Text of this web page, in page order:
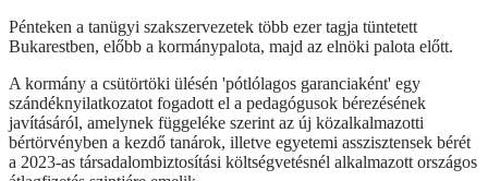
Pénteken a tanügyi szakszervezetek több ezer tagja tüntetett
Bukarestben, előbb a kormánypalota, majd az elnöki palota előtt.
A kormány a csütörtöki ülésén 'pótlólagos garanciaként' egy
szándéknyilatkozatot fogadott el a pedagógusok bérezésének
javításáról, amelynek függeléke szerint az új közalkalmazotti
bértörvényben a kezdő tanárok, illetve egyetemi asszisztensek bérét
a 2023-as társadalombiztosítási költségvetésnél alkalmazott országos